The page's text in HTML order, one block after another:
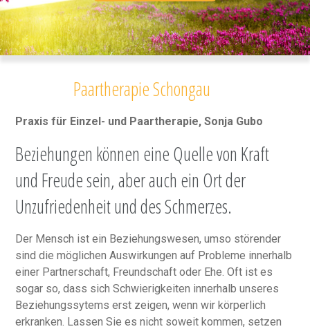
Paartherapie Schongau
Praxis für Einzel- und Paartherapie, Sonja Gubo
Beziehungen können eine Quelle von Kraft
und Freude sein, aber auch ein Ort der
Unzufriedenheit und des Schmerzes.
Der Mensch ist ein Beziehungswesen, umso störender
sind die möglichen Auswirkungen auf Probleme innerhalb
einer Partnerschaft, Freundschaft oder Ehe. Oft ist es
sogar so, dass sich Schwierigkeiten innerhalb unseres
Beziehungssytems erst zeigen, wenn wir körperlich
erkranken. Lassen Sie es nicht soweit kommen, setzen